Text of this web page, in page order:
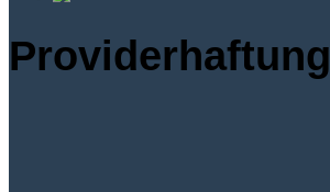
Providerhaftung